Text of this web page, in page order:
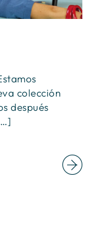
colección
después